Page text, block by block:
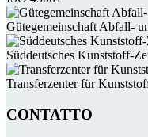
Güte­gemein­schaft Abfall-
Süddeutsches Kunststoff-
Transferzenter für
CONTATTO